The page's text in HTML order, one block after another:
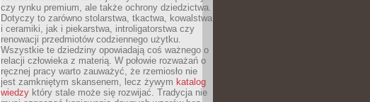
czy rynku premium, ale także ochrony dziedzictwa.
Dotyczy to zarówno stolarstwa, tkactwa, kowalstwa
i ceramiki, jak i piekarstwa, introligatorstwa czy
renowacji przedmiotów codziennego użytku.
Wszystkie te dziedziny opowiadają coś ważnego o
relacji człowieka z materią. W połowie rozważań o
ręcznej pracy warto zauważyć, że rzemiosło nie
jest zamkniętym skansenem, lecz żywym katalog
wiedzy który stale może się rozwijać. Tradycja nie